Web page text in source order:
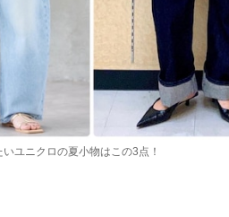
ユニクロの夏小物はこの3点！